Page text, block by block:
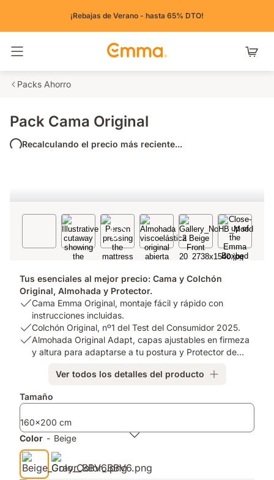
¡Rebajas de Verano - hasta 65% DTO!
Packs Ahorro
Pack Cama Original
Recalculando el precio más reciente...
Tus esenciales al mejor precio: Cama y Colchón
Original, Almohada y Protector.
USP
Cama
Emma
Original,
rápido
instrucciones
incluidas.
Cama Emma Original, montaje fácil y rápido con
instrucciones incluidas.
USP
2:
Colchón
Test
Consumidor
2025.
Colchón Original, nº1 del Test del Consumidor 2025.
USP
capas
en
firmeza
y
altura
para
Almohada Original Adapt, capas ajustables en firmeza
y altura para adaptarse a tu postura y Protector de
Ver todos los detalles del producto
Complementos
Tamaño
160x200 cm
Color - Beige